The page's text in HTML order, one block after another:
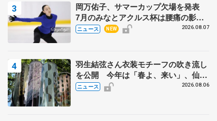
岡万佑子、サマーカップ欠場を発表
7月のみなとアクルス杯は腰痛の影響
で
ニュース NEW 2026.08.07
羽生結弦さん衣装モチーフの吹き流し
を公開 今年は「春よ、来い」、仙台
の瑞鳳殿
ニュース 2026.08.06